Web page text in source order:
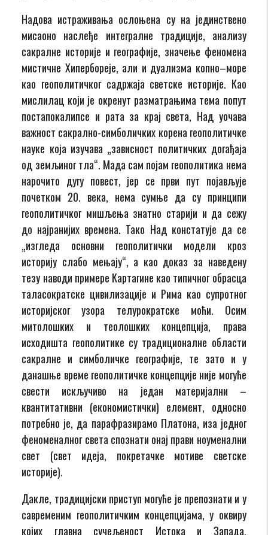
Надова истраживања ослоњена су на јединствено
мисаоно наслеђе интегралне традиције, анализу
сакралне историје и географије, значење феномена
мистичне Хипербореје, али и дуализма копно–море
као геополитичког садржаја светске историје. Као
мислилац који је окренут разматрањима тема попут
постапокалипсе и рата за крај света, Над уочава
важност сакрално-симболичких корена геополитичке
науке која изучава „зависност политичких догађаја
од земљиног тла“. Мада сам појам геополитика нема
нарочито дугу повест, јер се први пут појављује
почетком 20. века, нема сумње да су принципи
геополитичког мишљења знатно старији и да сежу
до најранијих времена. Тако Над констатује да се
„изгледа основни геополитички модели кроз
историју слабо мењају“, а као доказ за наведену
тезу наводи примере Картагине као типичног обрасца
таласократске цивилизације и Рима као супротног
историјског узора телурократске моћи. Осим
митолошких и теолошких концепција, права
исходишта геополитике су традиционалне области
сакралне и симболичке географије, те зато и у
данашње време геополитичке концепције није могуће
свести искључиво на један материјални –
квантитативни (економистички) елемент, односно
потребно је, да парафразирамо Платона, иза једног
феноменалног света спознати онај прави ноуменални
свет (свет идеја, покретачке мотиве светске
историје).
Дакле, традицијски приступ могуће је препознати и у
савременим геополитичким концепцијама, у оквиру
којих главна сучељеност Истока и Запада,